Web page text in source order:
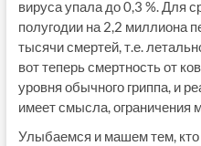
вируса упала до 0,3 %. Для
полугодии на 2,2 миллиона
тысячи смертей, т.е.
вот теперь смертность от
уровня обычного гриппа, и
имеет смысла, ограничения
Улыбаемся и машем тем, кто